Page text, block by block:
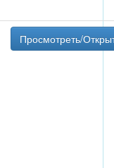
Просмотреть/